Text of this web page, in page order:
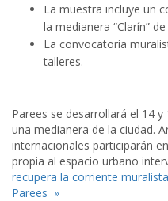
La muestra incluye un
la medianera “Clarín”
La convocatoria
talleres.
Parees se desarrollará el 14
una medianera de la ciudad.
internacionales participarán
propia al espacio urbano
recupera la corriente
Parees »